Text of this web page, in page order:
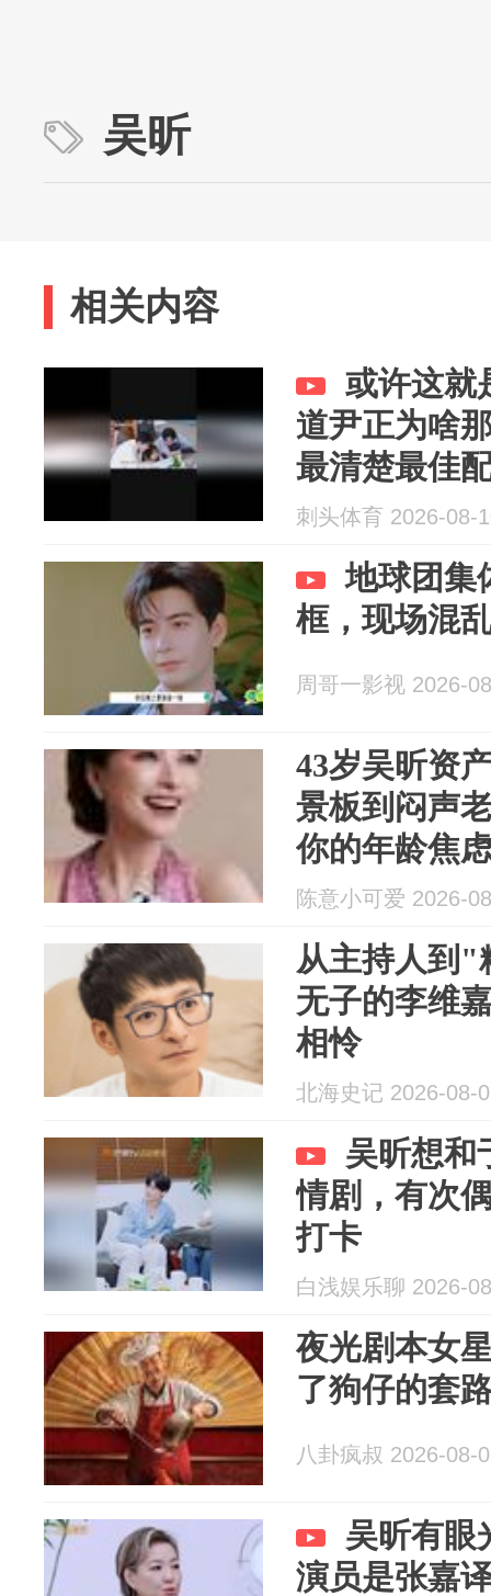
吴昕
相关内容
或许这就
道尹正为啥
最清楚最佳
刺头体育 2026-08-
地球团集
框，现场混
周哥一影视 2026-
43岁吴昕资
景板到闷声
你的年龄焦
陈意小可爱 2026-
从主持人到"
无子的李维
相怜
北海史记 2026-08-
吴昕想和
情剧，有次
打卡
白浅娱乐聊 2026-
夜光剧本女
了狗仔的套
八卦疯叔 2026-08-
吴昕有眼
演员是张嘉